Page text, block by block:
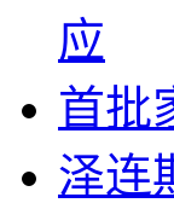
应
首批
泽连